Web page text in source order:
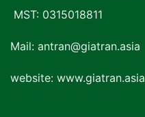
MST: 0315018811
Mail: antran@giatran.asia
website: www.giatran.asia